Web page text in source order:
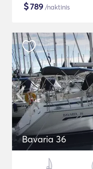
$789 /naktinis
Bavaria 36